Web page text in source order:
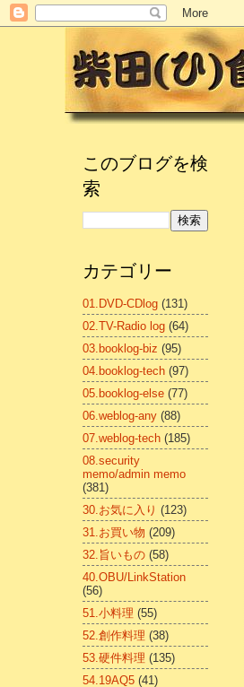
このブログを検
索
カテゴリー
01.DVD-CDlog (131)
02.TV-Radio log (64)
03.booklog-biz (95)
04.booklog-tech (97)
05.booklog-else (77)
06.weblog-any (88)
07.weblog-tech (185)
08.security
memo/admin memo
(381)
30.お気に入り (123)
31.お買い物 (209)
32.旨いもの (58)
40.OBU/LinkStation
(56)
51.小料理 (55)
52.創作料理 (38)
53.硬件料理 (135)
54.19AQ5 (41)